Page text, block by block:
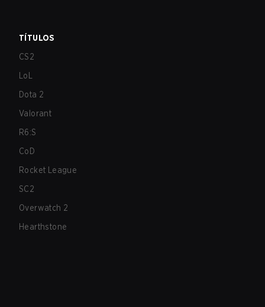
TÍTULOS
CS2
LoL
Dota 2
Valorant
R6:S
CoD
Rocket League
SC2
Overwatch 2
Hearthstone